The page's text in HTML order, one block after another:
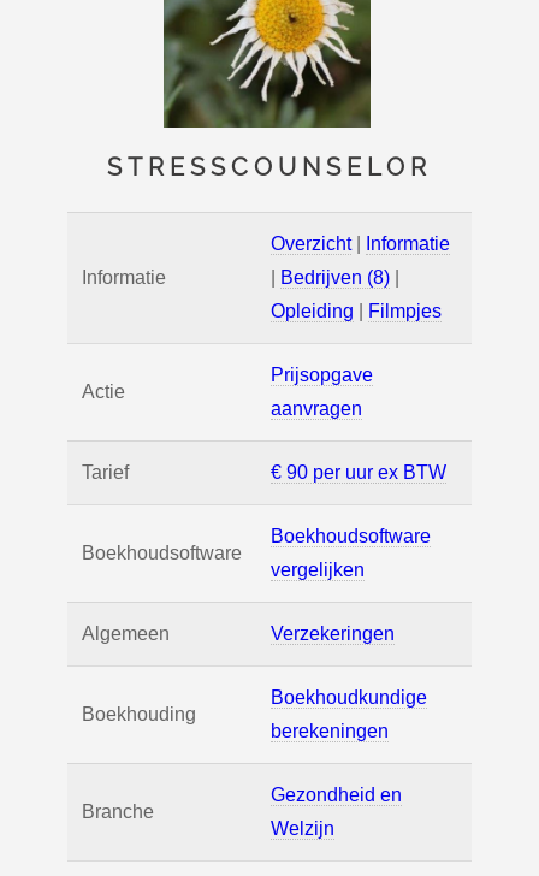
STRESSCOUNSELOR
Informatie
Overzicht|
Informatie
Bedrijven (8)
Opleiding
Filmpjes
Actie
Prijsopgave
aanvragen
Tarief € 90 per uur ex BTW
Boekhoudsoftware
Boekhoudsoftware
vergelijken
Algemeen Verzekeringen
Boekhouding
Boekhoudkundige
berekeningen
Branche
Gezondheid en
Welzijn